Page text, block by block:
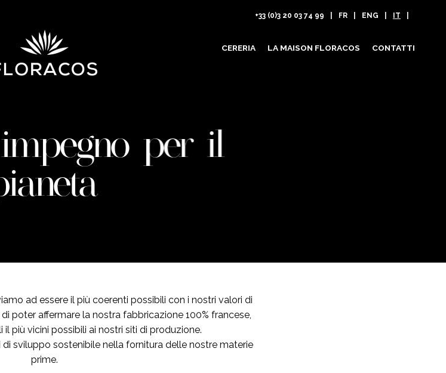
+33 (0)3 20 03 74 99 FR ENG IT
CERERIA LA MAISON FLORACOS CONTATTI
per il
ad essere il più coerenti possibili con i nostri valori di
poter affermare la nostra fabbricazione 100% francese,
più vicini possibili ai nostri siti di produzione.
sviluppo sostenibile nella fornitura delle nostre materie
prime.